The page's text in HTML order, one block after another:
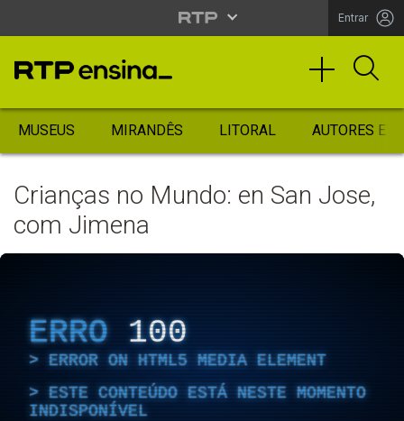
Entrar
MUSEUS MIRANDÊS LITORAL AUTORES
Crianças no Mundo: en San Jose,
com Jimena
ERRO 100
ERROR ON HTML5 MEDIA ELEMENT
ESTE CONTEÚDO ESTÁ NESTE MOMENTO
INDISPONÍVEL